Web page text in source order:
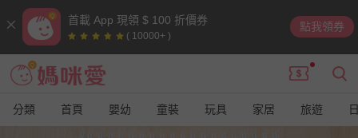
首載 App 現領 $ 100 折價券
( 10000+ )
點我領券
分類 首頁 嬰幼 童裝 玩具 家居 旅遊